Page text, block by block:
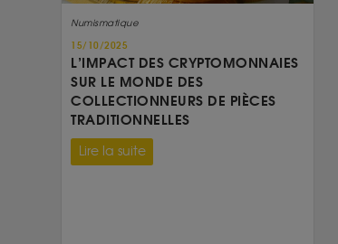
Numismatique
15/10/2025
L’IMPACT DES CRYPTOMONNAIES
SUR LE MONDE DES
COLLECTIONNEURS DE PIÈCES
TRADITIONNELLES
Lire la suite